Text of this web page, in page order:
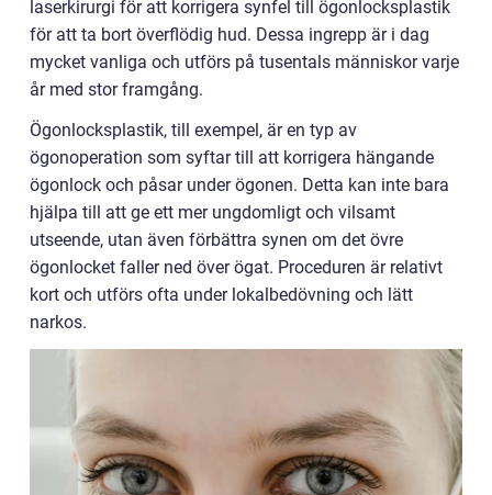
laserkirurgi för att korrigera synfel till ögonlocksplastik
för att ta bort överflödig hud. Dessa ingrepp är i dag
mycket vanliga och utförs på tusentals människor varje
år med stor framgång.
Ögonlocksplastik, till exempel, är en typ av
ögonoperation som syftar till att korrigera hängande
ögonlock och påsar under ögonen. Detta kan inte bara
hjälpa till att ge ett mer ungdomligt och vilsamt
utseende, utan även förbättra synen om det övre
ögonlocket faller ned över ögat. Proceduren är relativt
kort och utförs ofta under lokalbedövning och lätt
narkos.